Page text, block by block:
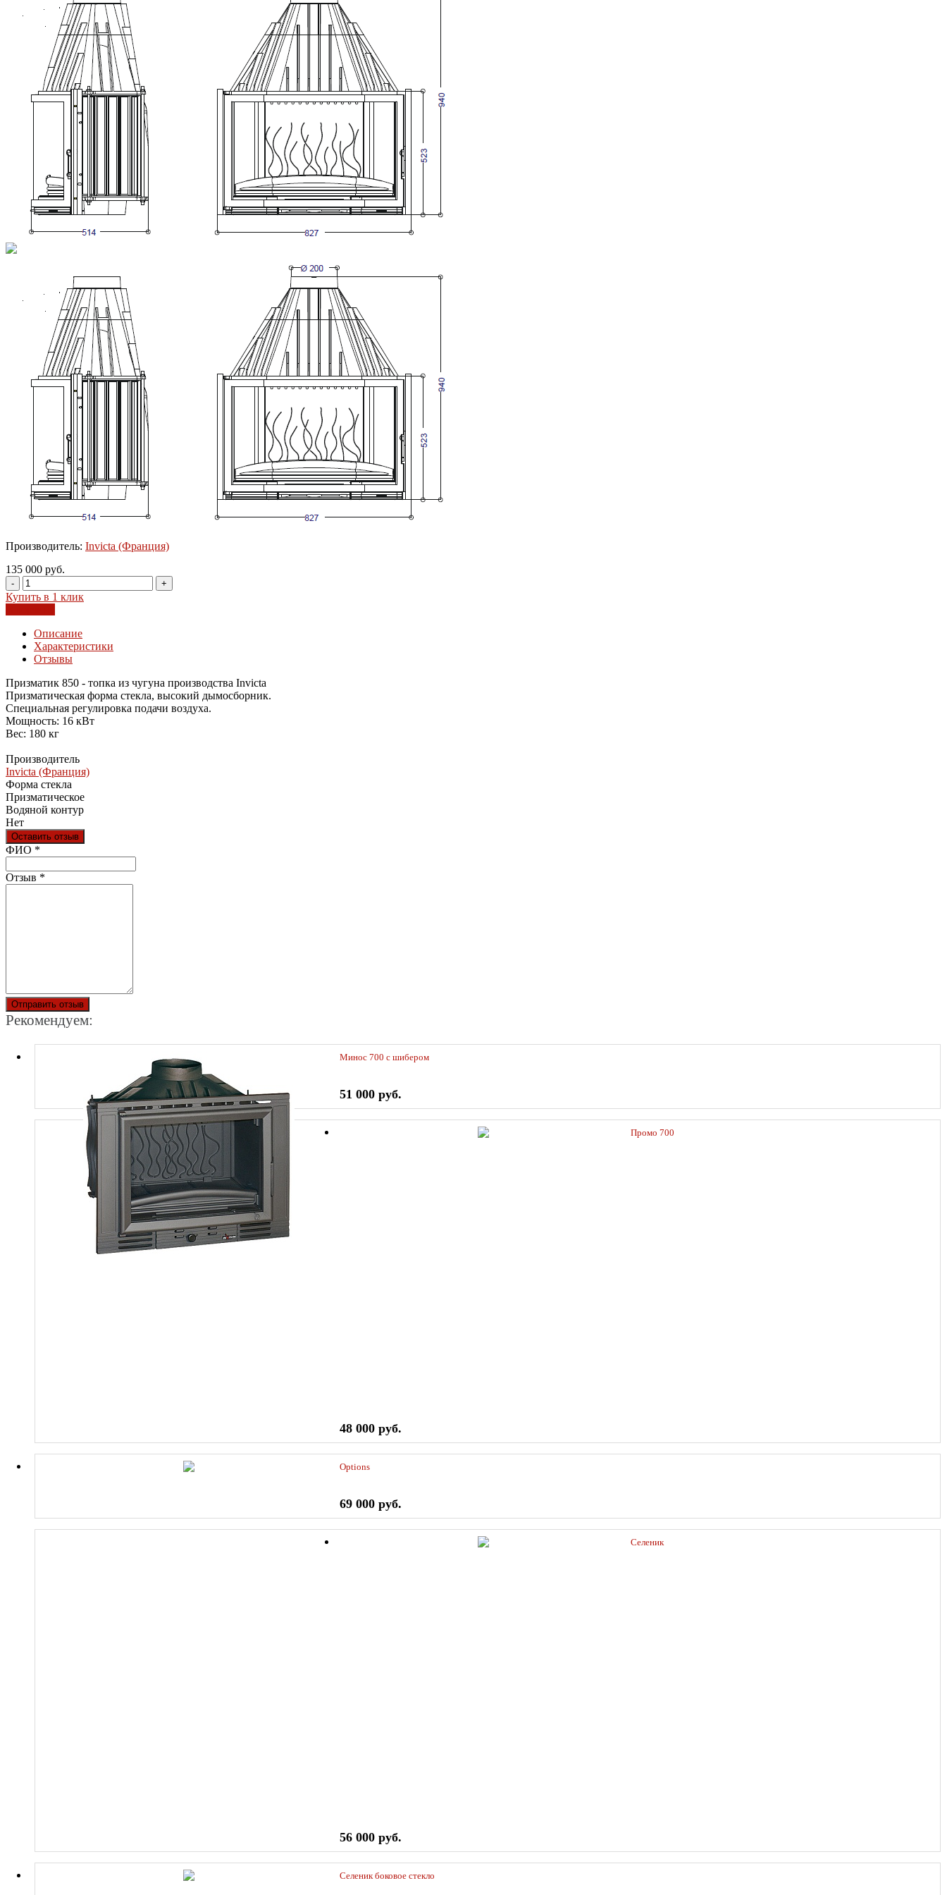
Производитель: Invicta (Франция)
135 000 руб.
- +
Купить в 1 клик
Описание
Характеристики
Отзывы
Призматик 850 - топка из чугуна производства Invicta
Призматическая форма стекла, высокий дымосборник.
Специальная регулировка подачи воздуха.
Мощность: 16 кВт
Вес: 180 кг
Производитель
Invicta (Франция)
Форма стекла
Призматическое
Водяной контур
Нет
Оставить отзыв
Ваш отзыв был отправлен!
ФИО *
Отзыв *
Отправить отзыв
Рекомендуем:
Минос 700 с шибером
51 000 руб.
Промо 700
48 000 руб.
Options
69 000 руб.
Селеник
56 000 руб.
Селеник боковое стекло